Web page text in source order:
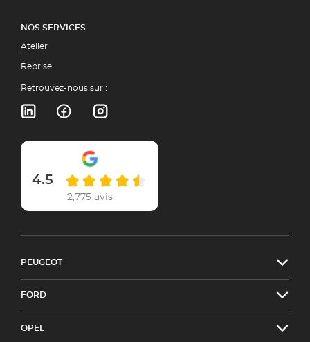
NOS SERVICES
Atelier
Reprise
Retrouvez-nous sur :
4.5
2,775 avis
PEUGEOT
FORD
OPEL